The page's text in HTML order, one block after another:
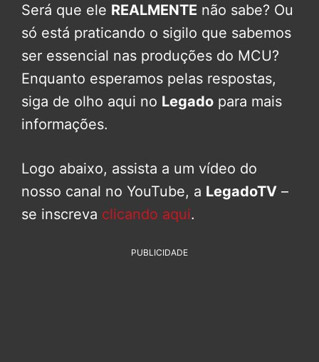
Será que ele REALMENTE não sabe? Ou
só está praticando o sigilo que sabemos
ser essencial nas produções do MCU?
Enquanto esperamos pelas respostas,
siga de olho aqui no Legado para mais
informações.
Logo abaixo, assista a um vídeo do
nosso canal no YouTube, a LegadoTV –
se inscreva clicando aqui.
PUBLICIDADE